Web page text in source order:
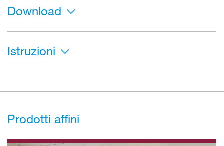
Download
Istruzioni
Prodotti affini